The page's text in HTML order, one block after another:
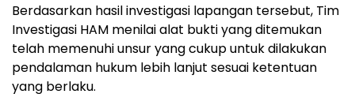
Berdasarkan hasil investigasi lapangan tersebut, Tim
Investigasi HAM menilai alat bukti yang ditemukan
telah memenuhi unsur yang cukup untuk dilakukan
pendalaman hukum lebih lanjut sesuai ketentuan
yang berlaku.